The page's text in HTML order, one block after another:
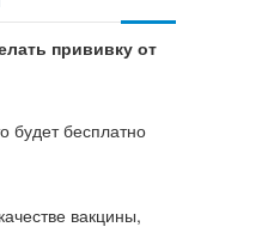
прививку от
будет бесплатно
вакцины,